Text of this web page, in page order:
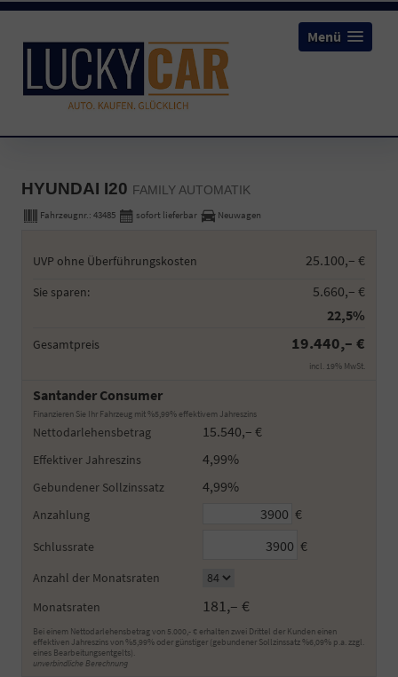
Menü
HYUNDAI I20 FAMILY AUTOMATIK
Fahrzeugnr.: 43485 sofort lieferbar Neuwagen
UVP ohne Überführungskosten 25.100,– €
Sie sparen:
5.660,– €
22,5%
Gesamtpreis 19.440,– €
incl. 19% MwSt.
Santander Consumer
Finanzieren Sie Ihr Fahrzeug mit %5,99% effektivem Jahreszins
Nettodarlehensbetrag 15.540,– €
Effektiver Jahreszins 4,99%
Gebundener Sollzinssatz 4,99%
Anzahlung €
Schlussrate €
Anzahl der Monatsraten
Monatsraten
181,– €
Bei einem Nettodarlehensbetrag von 5.000,- € erhalten zwei Drittel der Kunden einen
effektiven Jahreszins von %5,99% oder günstiger (gebundener Sollzinssatz %6,09% p.a. zzgl.
eines Bearbeitungsentgelts).
unverbindliche Berechnung